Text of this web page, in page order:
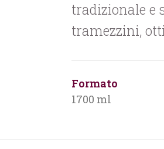
tradizionale e
tramezzini,
Formato
1700 ml